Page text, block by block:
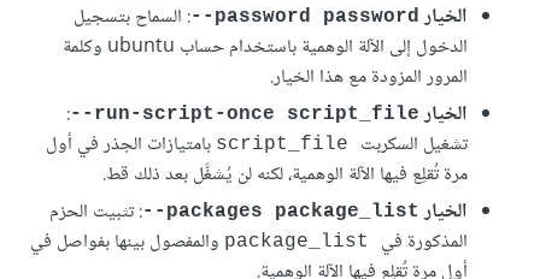
الخيار‎
--password password: السماح بتسجيل
الدخول إلى الآلة الوهمية باستخدام حساب ubuntu وكلمة
المرور المزودة مع هذا الخيار.
الخيار‎
--run-script-once script_file
:
تشغيل السكربت
بامتيازات الجذر في أول
مرة تُقلِع فيها الآلة الوهمية، لكنه لن يُشغَّل بعد ذلك قط.
الخيار ‎--packages package_list: تثبيت الحزم
المذكورة في
والمفصول بينها بفواصل في
أول مرة تُقلِع فيها الآلة الوهمية.